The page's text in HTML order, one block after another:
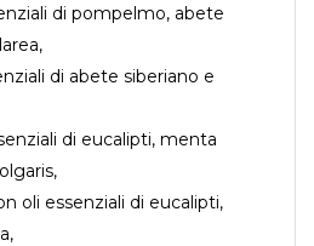
di pompelmo, abete
di abete siberiano e
di eucalipti, menta
oli essenziali di eucalipti,